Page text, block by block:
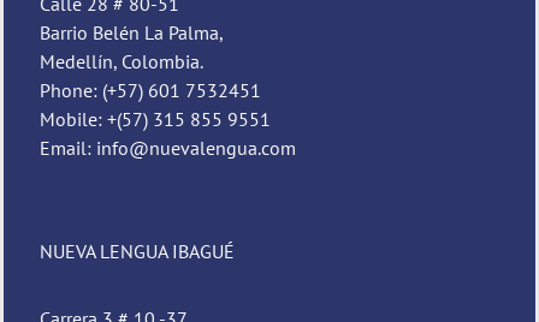
Barrio Belén La Palma,
Medellín, Colombia.
Phone: (+57) 601 7532451
Mobile: +(57) 315 855 9551
Email: info@nuevalengua.com
NUEVA LENGUA IBAGUÉ